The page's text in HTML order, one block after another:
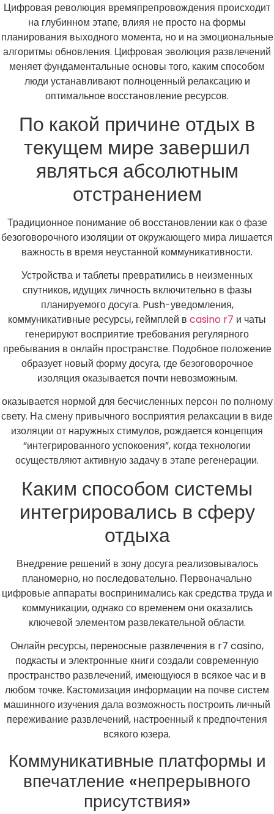
Цифровая революция времяпрепровождения происходит
на глубинном этапе, влияя не просто на формы
планирования выходного момента, но и на эмоциональные
алгоритмы обновления. Цифровая эволюция развлечений
меняет фундаментальные основы того, каким способом
люди устанавливают полноценный релаксацию и
оптимальное восстановление ресурсов.
По какой причине отдых в
текущем мире завершил
являться абсолютным
отстранением
Традиционное понимание об восстановлении как о фазе
безоговорочного изоляции от окружающего мира лишается
важность в время неустанной коммуникативности.
Устройства и таблеты превратились в неизменных
спутников, идущих личность включительно в фазы
планируемого досуга. Push-уведомления,
коммуникативные ресурсы, геймплей в casino r7 и чаты
генерируют восприятие требования регулярного
пребывания в онлайн пространстве. Подобное положение
образует новый форму досуга, где безоговорочное
изоляция оказывается почти невозможным.
оказывается нормой для бесчисленных персон по полному
свету. На смену привычного восприятия релаксации в виде
изоляции от наружных стимулов, рождается концепция
“интегрированного успокоения”, когда технологии
осуществляют активную задачу в этапе регенерации.
Каким способом системы
интегрировались в сферу
отдыха
Внедрение решений в зону досуга реализовывалось
планомерно, но последовательно. Первоначально
цифровые аппараты воспринимались как средства труда и
коммуникации, однако со временем они оказались
ключевой элементом развлекательной области.
Онлайн ресурсы, переносные развлечения в r7 casino,
подкасты и электронные книги создали современную
пространство развлечений, имеющуюся в всякое час и в
любом точке. Кастомизация информации на почве систем
машинного изучения дала возможность построить личный
переживание развлечений, настроенный к предпочтения
всякого юзера.
Коммуникативные платформы и
впечатление «непрерывного
присутствия»